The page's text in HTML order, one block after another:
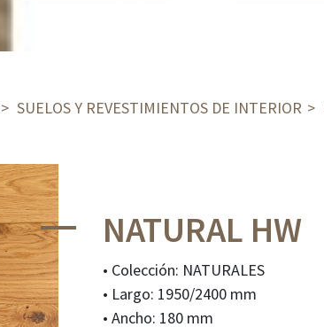
SUELOS Y REVESTIMIENTOS DE INTERIOR
NATURAL HW
• Colección: NATURALES
• Largo: 1950/2400 mm
• Ancho: 180 mm